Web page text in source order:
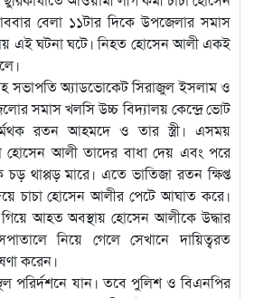
বেলা ১১টার দিকে উপজেলার সমাস
এই ঘটনা ঘটে। নিহত হোসেন আলী একই
সভাপতি অ্যাডভোকেট সিরাজুল ইসলাম ও
সমাস খলসি উচ্চ বিদ্যালয় কেন্দ্রে ভোট
রতন আহমদে ও তার স্ত্রী। এসময়
হোসেন আলী তাদের বাধা দেয় এবং পরে
চড় থাপ্পড় মারে। এতে ভাতিজা রতন ক্ষিপ্ত
চাচা হোসেন আলীর পেটে আঘাত করে।
গিয়ে আহত অবস্থায় হোসেন আলীকে উদ্ধার
নিয়ে গেলে সেখানে দায়িত্বরত
করেন।
পরির্দশনে যান। তবে পুলিশ ও বিএনপির